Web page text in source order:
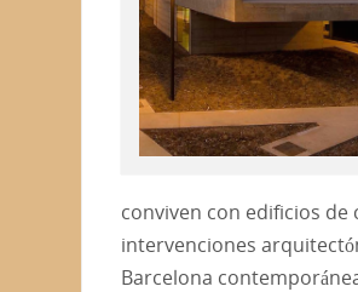
conviven con edificios de
intervenciones
Barcelona